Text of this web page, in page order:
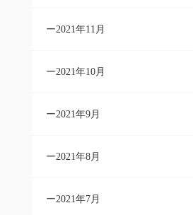
2021年11月
2021年10月
2021年9月
2021年8月
2021年7月